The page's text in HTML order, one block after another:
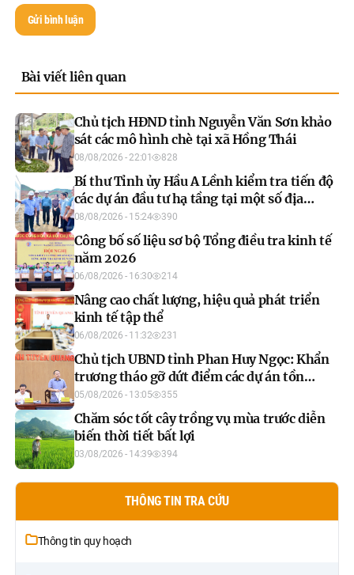
Gửi bình luận
Bài viết liên quan
Chủ tịch HĐND tỉnh Nguyễn Văn Sơn khảo
sát các mô hình chè tại xã Hồng Thái
08/08/2026 - 22:01 828
Bí thư Tỉnh ủy Hầu A Lềnh kiểm tra tiến độ
các dự án đầu tư hạ tầng tại một số địa
phương
08/08/2026 - 15:24 390
Công bố số liệu sơ bộ Tổng điều tra kinh tế
năm 2026
06/08/2026 - 16:30 214
Nâng cao chất lượng, hiệu quả phát triển
kinh tế tập thể
06/08/2026 - 11:32 231
Chủ tịch UBND tỉnh Phan Huy Ngọc: Khẩn
trương tháo gỡ dứt điểm các dự án tồn
đọng, đẩy nhanh xây dựng cơ sở dữ liệu đất
đai
05/08/2026 - 13:05 355
Chăm sóc tốt cây trồng vụ mùa trước diễn
biến thời tiết bất lợi
03/08/2026 - 14:39 394
THÔNG TIN TRA CỨU
Thông tin quy hoạch